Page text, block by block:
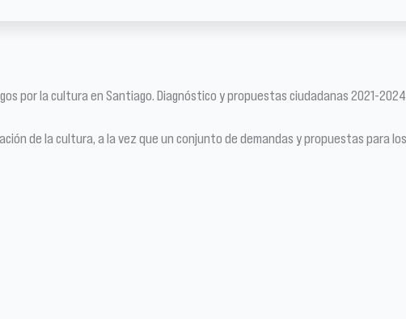
por la cultura en Santiago. Diagnóstico y propuestas ciudadanas 2021-
de la cultura, a la vez que un conjunto de demandas y propuestas para